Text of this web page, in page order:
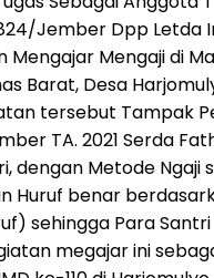
Jember Dpp Letda
Mengajar Mengaji di
Barat, Desa
tersebut Tampak
TA. 2021 Serda
dengan Metode Ngaji
Huruf benar
sehingga Para
megajar ini